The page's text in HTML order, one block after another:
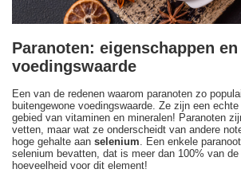
Paranoten: eigenschappen en
voedingswaarde
Een van de redenen waarom paranoten zo
buitengewone voedingswaarde. Ze zijn een
gebied van vitaminen en mineralen! Paranoten
vetten, maar wat ze onderscheidt van andere
hoge gehalte aan selenium. Een enkele
selenium bevatten, dat is meer dan 100% van
hoeveelheid voor dit element!